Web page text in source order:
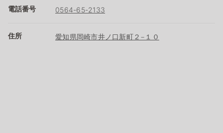
電話番号 0564-65-2133
住所 愛知県岡崎市井ノ口新町２−１０